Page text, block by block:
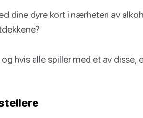
dine dyre kort i nærheten av
hvis alle spiller med et av disse,